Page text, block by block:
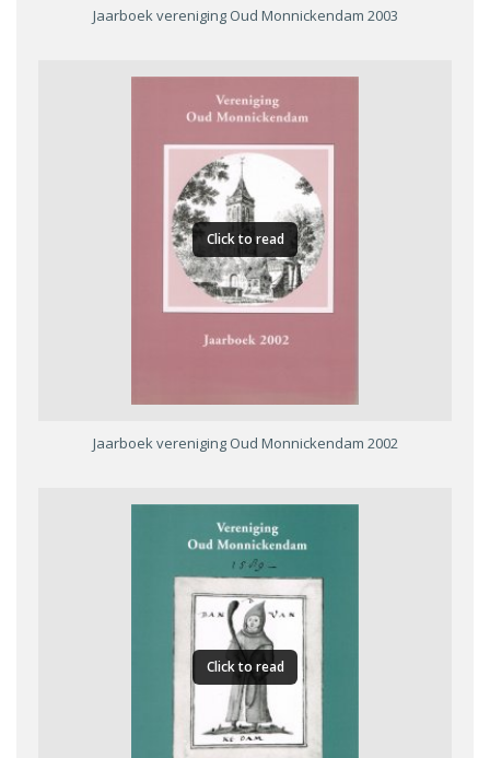
Jaarboek vereniging Oud Monnickendam 2003
Click to read
Jaarboek vereniging Oud Monnickendam 2002
Click to read